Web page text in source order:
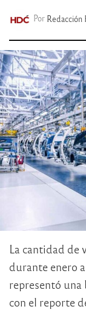
Por Redacción
La cantidad de
durante enero
representó una
con el reporte